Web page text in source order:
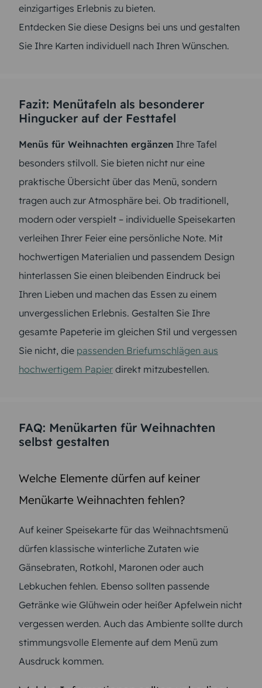
einzigartiges Erlebnis zu bieten.
Entdecken Sie diese Designs bei uns und gestalten
Sie Ihre Karten individuell nach Ihren Wünschen.
Fazit: Menütafeln als besonderer
Hingucker auf der Festtafel
Menüs für Weihnachten ergänzen Ihre Tafel
besonders stilvoll. Sie bieten nicht nur eine
praktische Übersicht über das Menü, sondern
tragen auch zur Atmosphäre bei. Ob traditionell,
modern oder verspielt – individuelle Speisekarten
verleihen Ihrer Feier eine persönliche Note. Mit
hochwertigen Materialien und passendem Design
hinterlassen Sie einen bleibenden Eindruck bei
Ihren Lieben und machen das Essen zu einem
unvergesslichen Erlebnis. Gestalten Sie Ihre
gesamte Papeterie im gleichen Stil und vergessen
Sie nicht, die passenden Briefumschlägen aus
hochwertigem Papier direkt mitzubestellen.
FAQ: Menükarten für Weihnachten
selbst gestalten
Welche Elemente dürfen auf keiner
Menükarte Weihnachten fehlen?
Auf keiner Speisekarte für das Weihnachtsmenü
dürfen klassische winterliche Zutaten wie
Gänsebraten, Rotkohl, Maronen oder auch
Lebkuchen fehlen. Ebenso sollten passende
Getränke wie Glühwein oder heißer Apfelwein nicht
vergessen werden. Auch das Ambiente sollte durch
stimmungsvolle Elemente auf dem Menü zum
Ausdruck kommen.